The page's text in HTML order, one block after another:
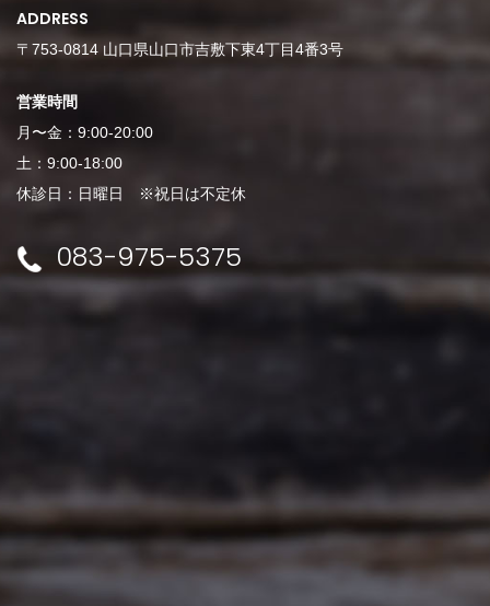
ADDRESS
〒753-0814 山口県山口市吉敷下東4丁目4番3号
営業時間
月〜金：9:00-20:00
土：9:00-18:00
休診日：日曜日 ※祝日は不定休
083-975-5375